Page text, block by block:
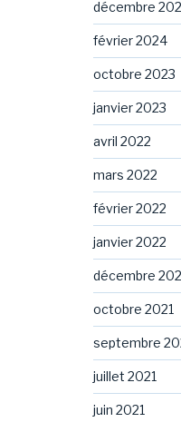
décembre
février 2024
octobre 2023
janvier 2023
avril 2022
mars 2022
février 2022
janvier 2022
décembre
octobre 2021
septembre
juillet 2021
juin 2021